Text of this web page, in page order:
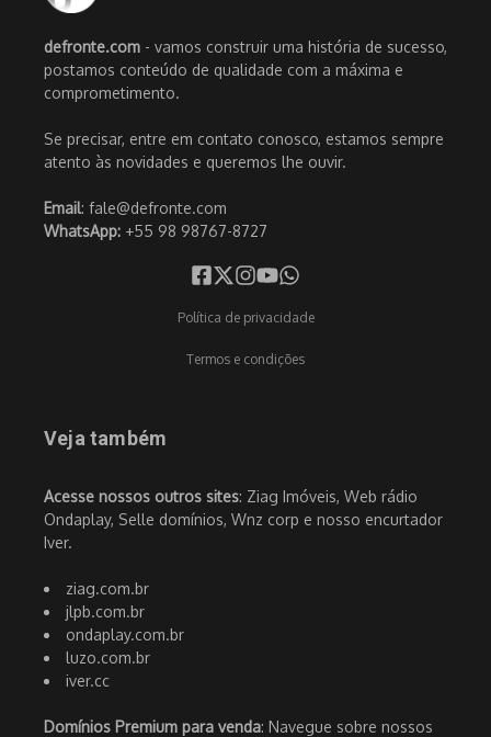
defronte.com - vamos construir uma história de sucesso,
postamos conteúdo de qualidade com a máxima e
comprometimento.
Se precisar, entre em contato conosco, estamos sempre
atento às novidades e queremos lhe ouvir.
Email: fale@defronte.com
WhatsApp: +55 98 98767-8727
Política de privacidade
Termos e condições
Veja também
Acesse nossos outros sites: Ziag Imóveis, Web rádio
Ondaplay, Selle domínios, Wnz corp e nosso encurtador
Iver.
ziag.com.br
jlpb.com.br
ondaplay.com.br
luzo.com.br
iver.cc
Domínios Premium para venda: Navegue sobre nossos